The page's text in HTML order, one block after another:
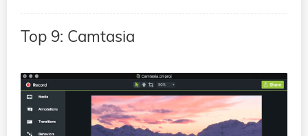
Top 9: Camtasia